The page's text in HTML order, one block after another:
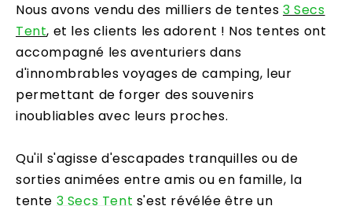
Nous avons vendu des milliers de tentes3 Secs
Tent, et les clients les adorent ! Nos tentes ont
accompagné les aventuriers dans
d'innombrables voyages de camping, leur
permettant de forger des souvenirs
inoubliables avec leurs proches.
Qu'il s'agisse d'escapades tranquilles ou de
sorties animées entre amis ou en famille, la
tente 3 Secs Tent s'est révélée être un